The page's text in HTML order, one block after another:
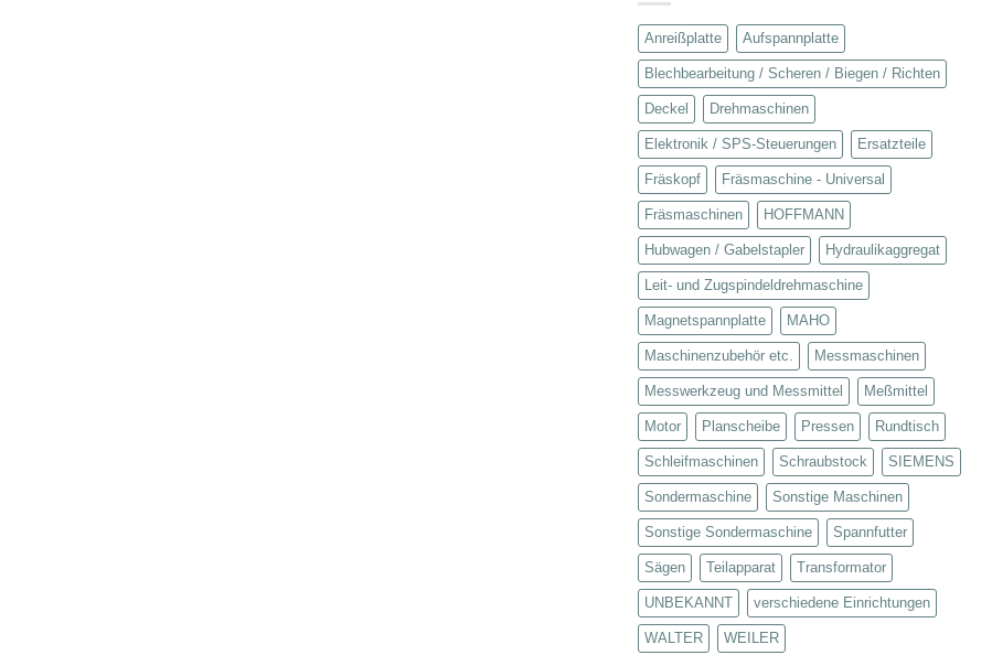
Anreißplatte Aufspannplatte
Blechbearbeitung / Scheren / Biegen / Richten
Deckel Drehmaschinen
Elektronik / SPS-Steuerungen Ersatzteile
Fräskopf Fräsmaschine - Universal
Fräsmaschinen HOFFMANN
Hubwagen / Gabelstapler Hydraulikaggregat
Leit- und Zugspindeldrehmaschine
Magnetspannplatte MAHO
Maschinenzubehör etc. Messmaschinen
Messwerkzeug und Messmittel Meßmittel
Motor Planscheibe Pressen Rundtisch
Schleifmaschinen Schraubstock SIEMENS
Sondermaschine Sonstige Maschinen
Sonstige Sondermaschine Spannfutter
Sägen Teilapparat Transformator
UNBEKANNT verschiedene Einrichtungen
WALTER WEILER